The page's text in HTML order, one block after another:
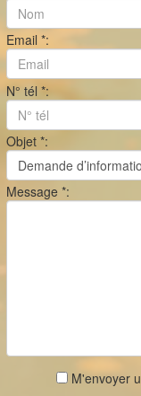
Email *:
N° tél *:
Objet *:
Message *:
M'envoyer